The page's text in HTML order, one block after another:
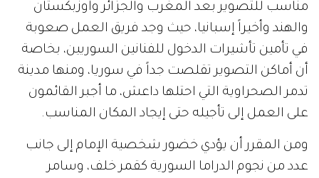
مناسب للتصوير بعد المغرب والجزائر وأوزبكستان
والهند وأخيراً إسبانيا، حيث وجد فريق العمل صعوبة
في تأمين تأشيرات الدخول للفنانين السوريين، بخاصة
أن أماكن التصوير تقلصت جداً في سوريا، ومنها مدينة
تدمر الصحراوية التي احتلها داعش، ما أجبر القائمون
على العمل إلى تأجيله حتى إيجاد المكان المناسب.
ومن المقرر أن يؤدي خضور شخصية الإمام إلى جانب
عدد من نجوم الدراما السورية كقمر خلف، وسامر